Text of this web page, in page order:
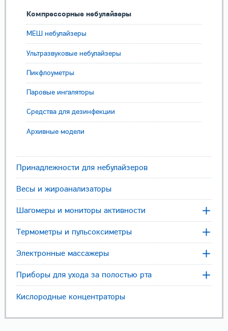
Компрессорные небулайзеры
МЕШ небулайзеры
Ультразвуковые небулайзеры
Пикфлоуметры
Паровые ингаляторы
Средства для дезинфекции
Архивные модели
Принадлежности для небулайзеров
Весы и жироанализаторы
Шагомеры и мониторы активности
Термометры и пульсоксиметры
Электронные массажеры
Приборы для ухода за полостью рта
Кислородные концентраторы